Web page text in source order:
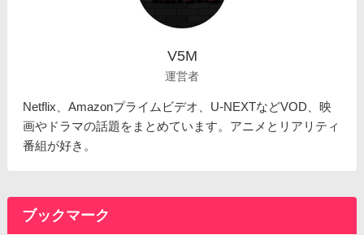
V5M
運営者
Netflix、Amazonプライムビデオ、U-NEXTなどVOD、映
画やドラマの話題をまとめています。アニメとリアリティ
番組が好き。
ブックマーク